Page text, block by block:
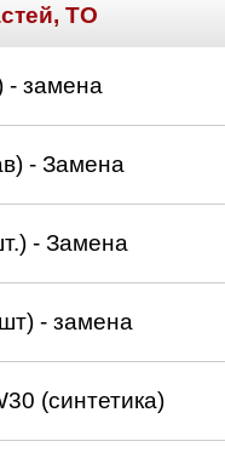
ТО
- замена
- Замена
- Замена
- замена
(синтетика)